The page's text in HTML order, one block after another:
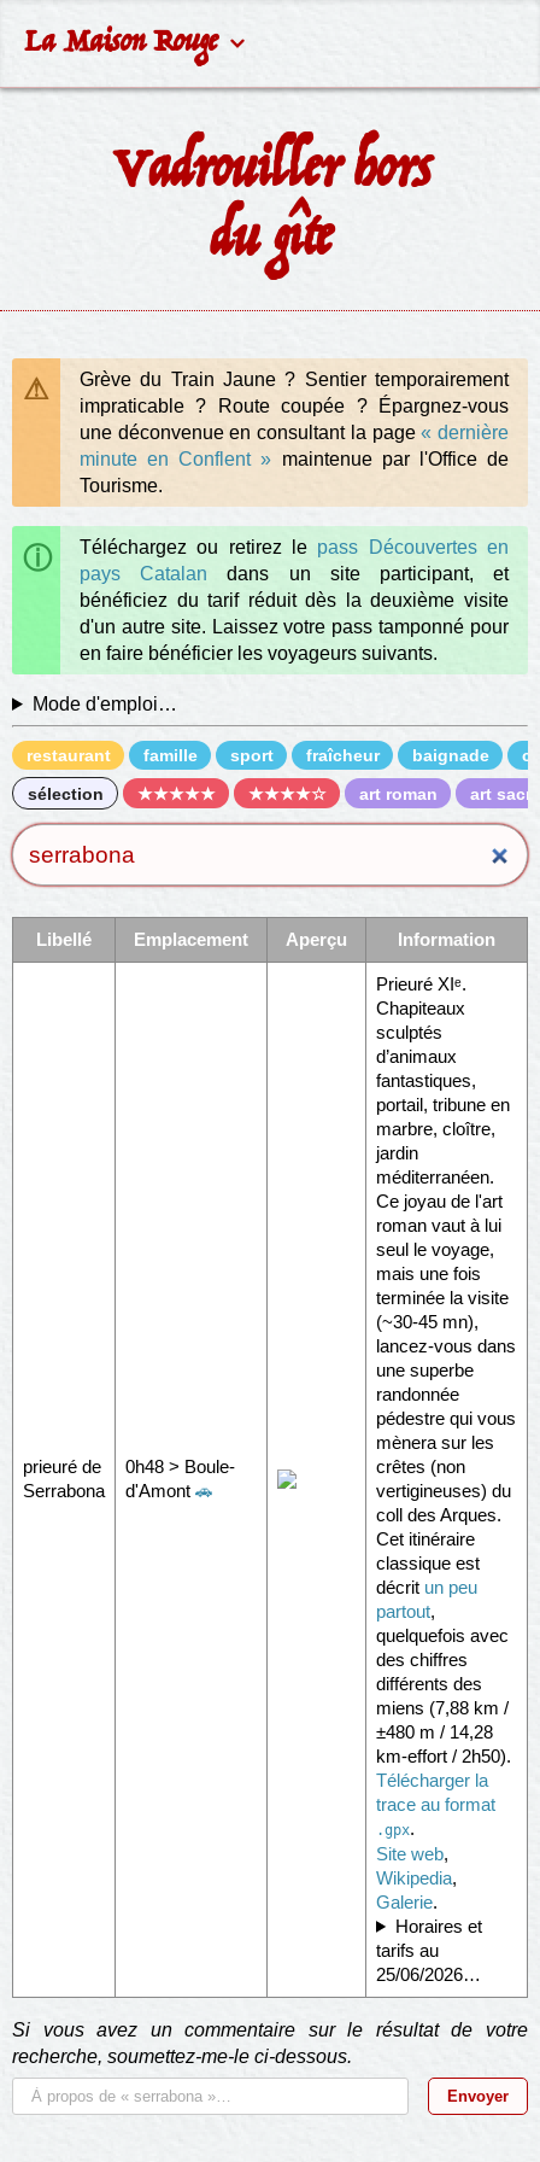
La Maison Rouge
Vadrouiller hors
du gîte
Grève du Train Jaune ? Sentier temporairement
impraticable ? Route coupée ? Épargnez-vous
une déconvenue en consultant la page« dernière
minute en Conflent » maintenue par l'Office de
Tourisme.
Téléchargez ou retirez le pass Découvertes en
pays Catalan dans un site participant, et
bénéficiez du tarif réduit dès la deuxième visite
d'un autre site. Laissez votre pass tamponné pour
en faire bénéficier les voyageurs suivants.
Mode d'emploi…
restaurant famille sport fraîcheur baignade
sélection
★★★★★ ★★★★☆ art roman art sacré
Libellé Emplacement Aperçu Information
prieuré de
Serrabona
0h48 > Boule-
d'Amont 🚗
Prieuré XIᵉ.
Chapiteaux
sculptés
d’animaux
fantastiques,
portail, tribune en
marbre, cloître,
jardin
méditerranéen.
Ce joyau de l'art
roman vaut à lui
seul le voyage,
mais une fois
terminée la visite
(~30-45 mn),
lancez-vous dans
une superbe
randonnée
pédestre qui vous
mènera sur les
crêtes (non
vertigineuses) du
coll des Arques.
Cet itinéraire
classique est
décrit un peu
partout,
quelquefois avec
des chiffres
différents des
miens (7,88 km /
±480 m / 14,28
km-effort / 2h50).
Télécharger la
trace au format
.gpx.
Site web,
Wikipedia,
Galerie.
Horaires et
tarifs au
25/06/2026…
Si vous avez un commentaire sur le résultat de votre
recherche, soumettez-me-le ci-dessous.
Envoyer